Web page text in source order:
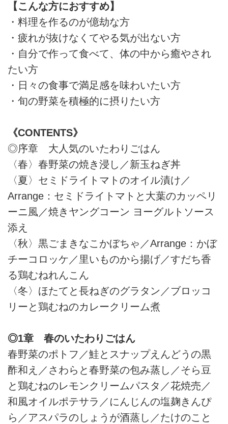
【こんな方におすすめ】
・料理を作るのが億劫な方
・疲れが抜けなくてやる気が出ない方
・自分で作って食べて、体の中から癒やされ
たい方
・日々の食事で満足感を味わいたい方
・旬の野菜を積極的に摂りたい方
《CONTENTS》
◎序章 大人気のいたわりごはん
〈春〉春野菜の焼き浸し／新玉ねぎ丼
〈夏〉セミドライトマトのオイル漬け／
Arrange：セミドライトマトと大葉のカッペリ
ーニ風／焼きヤングコーン ヨーグルトソース
添え
〈秋〉黒ごまきなこかぼちゃ／Arrange：かぼ
チーコロッケ／里いものから揚げ／すだち香
る鶏むねれんこん
〈冬〉ほたてと長ねぎのグラタン／ブロッコ
リーと鶏むねのカレークリーム煮
◎1章 春のいたわりごはん
春野菜のポトフ／鮭とスナップえんどうの黒
酢和え／さわらと春野菜の包み蒸し／そら豆
と鶏むねのレモンクリームパスタ／花焼売／
和風オイルポテサラ／にんじんの塩麹きんぴ
ら／アスパラのしょうが酒蒸し／たけのこと